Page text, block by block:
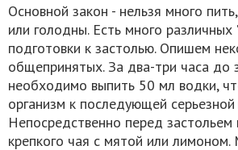
Основной закон - нельзя много
или голодны. Есть много различных
подготовки к застолью. Опишем
общепринятых. За два-три часа до
необходимо выпить 50 мл водки,
организм к последующей серьезной
Непосредственно перед застольем
крепкого чая с мятой или